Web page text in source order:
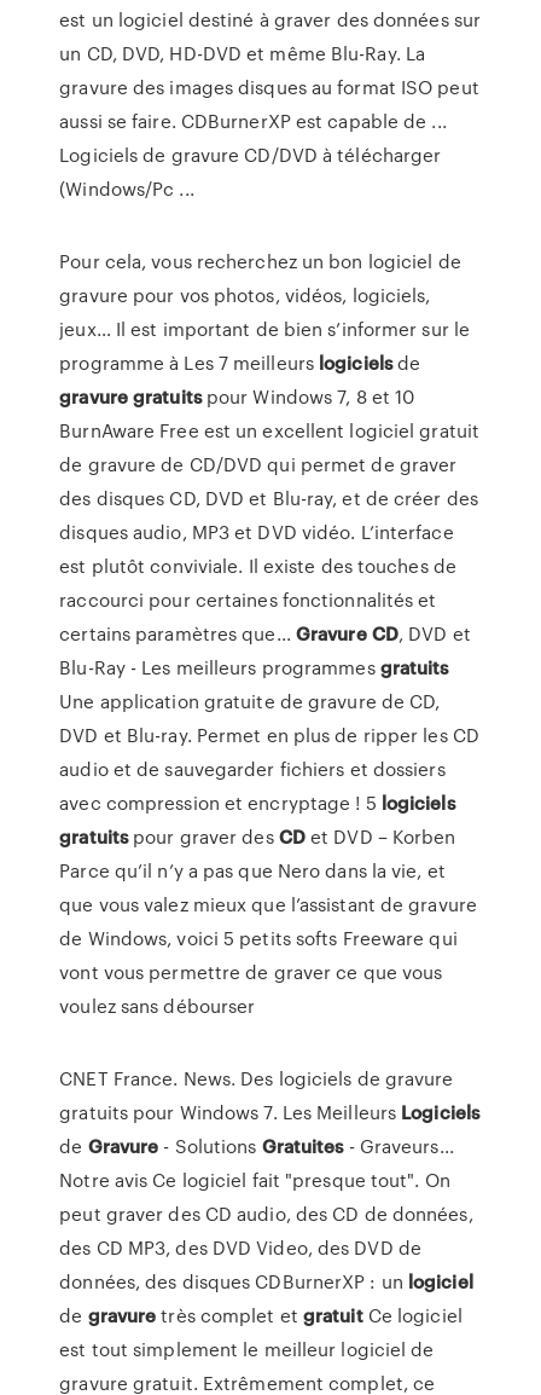
est un logiciel destiné à graver des données sur
un CD, DVD, HD-DVD et même Blu-Ray. La
gravure des images disques au format ISO peut
aussi se faire. CDBurnerXP est capable de ...
Logiciels de gravure CD/DVD à télécharger
(Windows/Pc ...
Pour cela, vous recherchez un bon logiciel de
gravure pour vos photos, vidéos, logiciels,
jeux… Il est important de bien s’informer sur le
programme à Les 7 meilleurs logicielsde
gravuregratuitspour Windows 7, 8 et 10
BurnAware Free est un excellent logiciel gratuit
de gravure de CD/DVD qui permet de graver
des disques CD, DVD et Blu-ray, et de créer des
disques audio, MP3 et DVD vidéo. L’interface
est plutôt conviviale. Il existe des touches de
raccourci pour certaines fonctionnalités et
certains paramètres que... Gravure CD, DVD et
Blu-Ray - Les meilleurs programmesgratuits
Une application gratuite de gravure de CD,
DVD et Blu-ray. Permet en plus de ripper les CD
audio et de sauvegarder fichiers et dossiers
avec compression et encryptage ! 5 logiciels
gratuitspour graver desCDet DVD – Korben
Parce qu’il n’y a pas que Nero dans la vie, et
que vous valez mieux que l’assistant de gravure
de Windows, voici 5 petits softs Freeware qui
vont vous permettre de graver ce que vous
voulez sans débourser
CNET France. News. Des logiciels de gravure
gratuits pour Windows 7. Les Meilleurs Logiciels
de Gravure - Solutions Gratuites- Graveurs...
Notre avis Ce logiciel fait "presque tout". On
peut graver des CD audio, des CD de données,
des CD MP3, des DVD Video, des DVD de
données, des disques CDBurnerXP : un logiciel
de gravuretrès complet et gratuitCe logiciel
est tout simplement le meilleur logiciel de
gravure gratuit. Extrêmement complet, ce